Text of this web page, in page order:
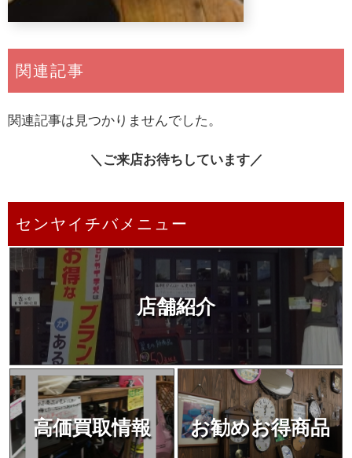
関連記事
関連記事は見つかりませんでした。
＼ご来店お待ちしています／
センヤイチバメニュー
店舗紹介
高価買取情報 お勧めお得商品